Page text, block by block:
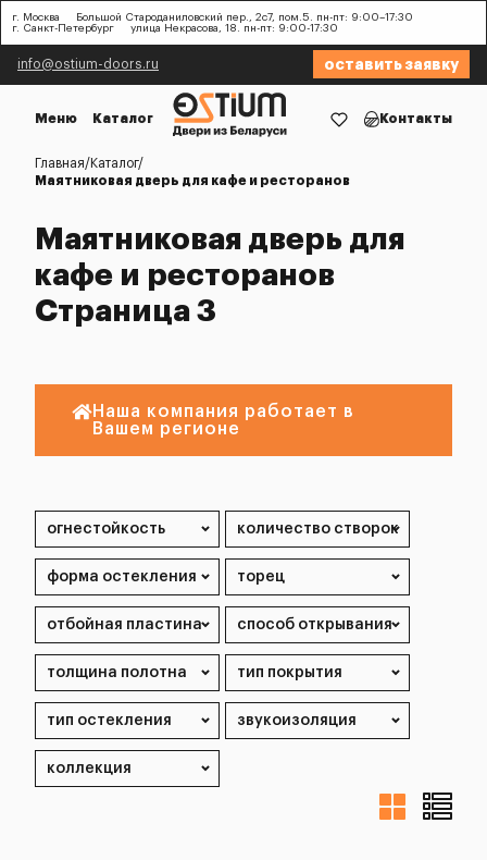
г. Москва
Большой Староданиловский пер., 2с7, пом.5. пн-пт: 9:00–17:30
г. Санкт-Петербург
улица Некрасова, 18. пн-пт: 9:00-17:30
info@ostium-doors.ru оставить заявку
Меню Каталог Контакты
Главная
Каталог
Маятниковая дверь для кафе и ресторанов
Маятниковая дверь для
кафе и ресторанов
Страница 3
Наша компания работает в
Вашем регионе